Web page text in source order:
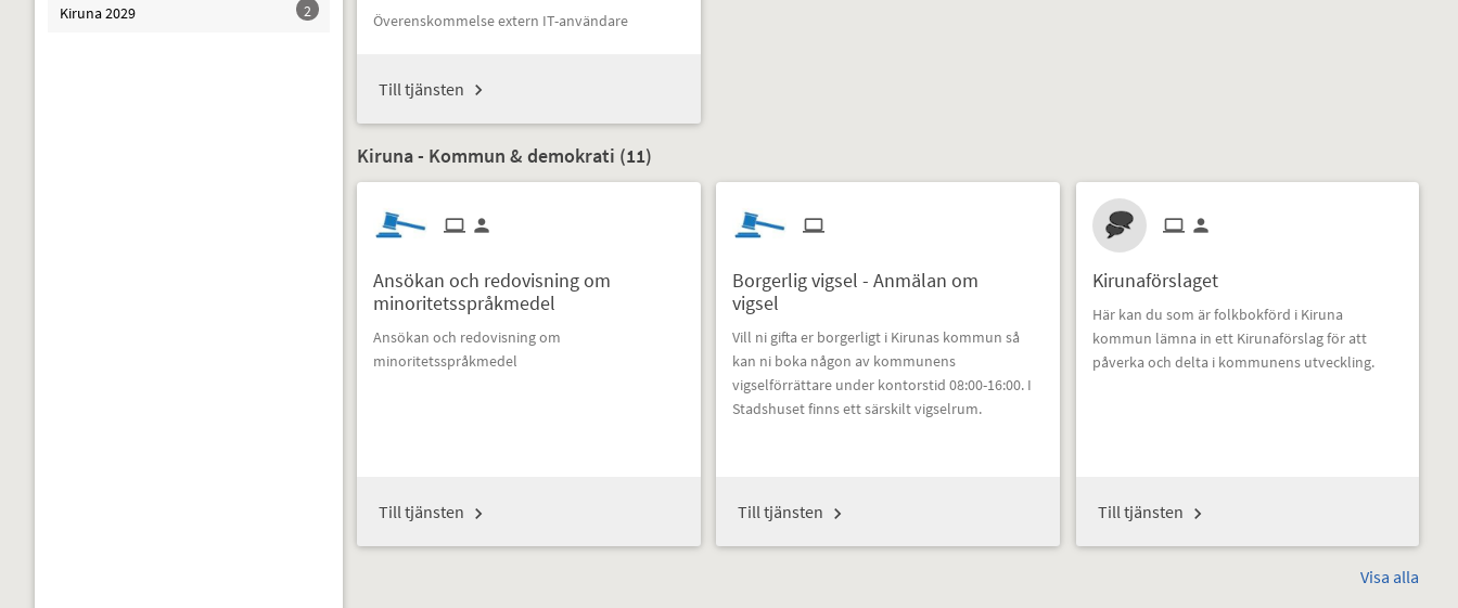
Kiruna 2029 2 Överenskommelse extern IT-användare
Till tjänsten
Kiruna - Kommun & demokrati (11)
Ansökan och redovisning om
minoritetsspråkmedel
Ansökan och redovisning om
minoritetsspråkmedel
Till tjänsten
Borgerlig vigsel - Anmälan om
vigsel
Vill ni gifta er borgerligt i Kirunas kommun så
kan ni boka någon av kommunens
vigselförrättare under kontorstid 08:00-16:00. I
Stadshuset finns ett särskilt vigselrum.
Till tjänsten
Kirunaförslaget
Här kan du som är folkbokförd i Kiruna
kommun lämna in ett Kirunaförslag för att
påverka och delta i kommunens utveckling.
Till tjänsten
Visa alla